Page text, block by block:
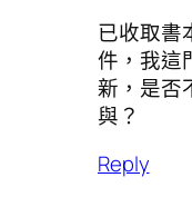
已收取書
件，我這
新，是否
與？
Reply